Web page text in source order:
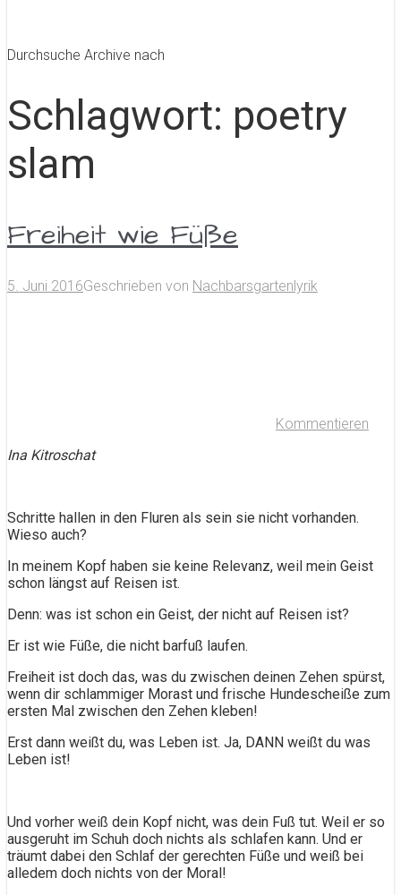
Durchsuche Archive nach
Schlagwort: poetry
slam
Freiheit wie Füße
5. Juni 2016Geschrieben von Nachbarsgartenlyrik
Kommentieren
Ina Kitroschat
Schritte hallen in den Fluren als sein sie nicht vorhanden.
Wieso auch?
In meinem Kopf haben sie keine Relevanz, weil mein Geist
schon längst auf Reisen ist.
Denn: was ist schon ein Geist, der nicht auf Reisen ist?
Er ist wie Füße, die nicht barfuß laufen.
Freiheit ist doch das, was du zwischen deinen Zehen spürst,
wenn dir schlammiger Morast und frische Hundescheiße zum
ersten Mal zwischen den Zehen kleben!
Erst dann weißt du, was Leben ist. Ja, DANN weißt du was
Leben ist!
Und vorher weiß dein Kopf nicht, was dein Fuß tut. Weil er so
ausgeruht im Schuh doch nichts als schlafen kann. Und er
träumt dabei den Schlaf der gerechten Füße und weiß bei
alledem doch nichts von der Moral!